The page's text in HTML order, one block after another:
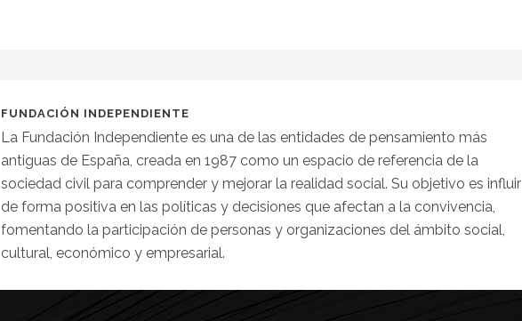
FUNDACIÓN INDEPENDIENTE
La Fundación Independiente es una de las entidades de pensamiento más
antiguas de España, creada en 1987 como un espacio de referencia de la
sociedad civil para comprender y mejorar la realidad social. Su objetivo es influir
de forma positiva en las políticas y decisiones que afectan a la convivencia,
fomentando la participación de personas y organizaciones del ámbito social,
cultural, económico y empresarial.